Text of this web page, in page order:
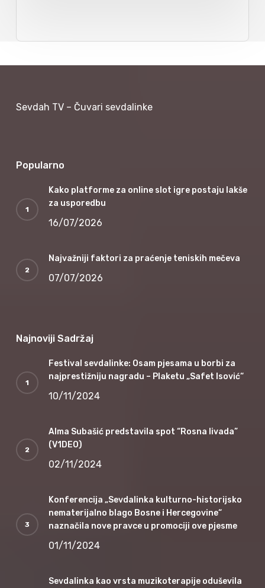
Sevdah TV – Čuvari sevdalinke
Popularno
Kako platforme za online slot igre postaju lakše
za usporedbu
16/07/2026
Najvažniji faktori za praćenje teniskih mečeva
07/07/2026
Najnoviji Sadržaj
Festival sevdalinke: Osam pjesama u borbi za
najprestižniju nagradu – Plaketu „Safet Isović“
10/11/2024
Alma Subašić predstavila spot “Rosna livada”
(V1DEO)
02/11/2024
Konferencija „Sevdalinka kulturno-historijsko
nematerijalno blago Bosne i Hercegovine“
naznačila nove pravce u promociji ove pjesme
01/11/2024
Sevdalinka kao vrsta muzikoterapije oduševila